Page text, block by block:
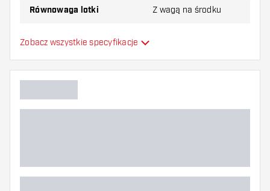
Równowaga lotki Z wagą na środku
Materiał lotki
Typ Dartowy chwyt na nos
Kształt lotki
Zobacz wszystkie specyfikacje